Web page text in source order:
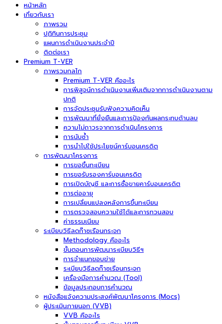
หน้าหลัก
เกี่ยวกับเรา
ภาพรวม
ปฏิทินการประชุม
แผนการดำเนินงานประจำปี
ติดต่อเรา
Premium T-VER
ภาพรวมกลไก
Premium T-VER คืออะไร
การพิสูจน์การดำเนินงานเพิ่มเติมจากการดำเนินงานตาม
ปกติ
การจัดประชุมรับฟังความคิดเห็น
การพัฒนาที่ยั่งยืนและการป้องกันผลกระทบด้านลบ
ความไม่ถาวรจากการดำเนินโครงการ
การนับซ้ำ
การนำไปใช้ประโยชน์คาร์บอนเครดิต
การพัฒนาโครงการ
การขอขึ้นทะเบียน
การขอรับรองคาร์บอนเครดิต
การเปิดบัญชี และการซื้อขายคาร์บอนเครดิต
การต่ออายุ
การเปลี่ยนแปลงหลังการขึ้นทะเบียน
การตรวจสอบความใช้ได้และการทวนสอบ
ค่าธรรมเนียม
ระเบียบวิธีลดก๊าซเรือนกระจก
Methodology คืออะไร
ขั้นตอนการพัฒนาระเบียบวิธีฯ
การจำแนกขอบข่าย
ระเบียบวิธีลดก๊าซเรือนกระจก
เครื่องมือการคำนวณ (Tool)
ข้อมูลประกอบการคำนวณ
หนังสือแจ้งความประสงค์พัฒนาโครงการ (Mocs)
ผู้ประเมินภายนอก (VVB)
VVB คืออะไร